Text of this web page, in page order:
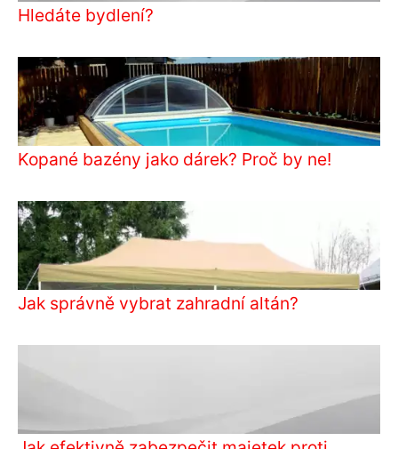
Hledáte bydlení?
Kopané bazény jako dárek? Proč by ne!
Jak správně vybrat zahradní altán?